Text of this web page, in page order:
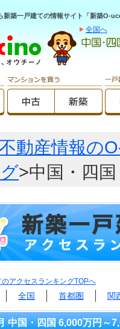
新築一戸建ての情報サイト「新築O-
全国へ
動産情報の
>中国・四
アクセスランキングTOPへ
全国 首都圏 関
中国・四国 6,000万円～